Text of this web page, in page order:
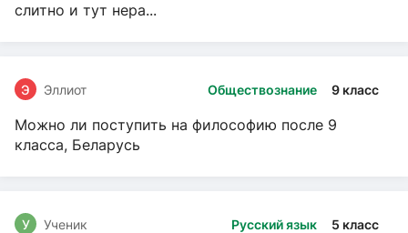
слитно и тут нера...
Обществознание 9 класс
Э Эллиот
Можно ли поступить на философию после 9
класса, Беларусь
Русский язык 5 класс
У Ученик